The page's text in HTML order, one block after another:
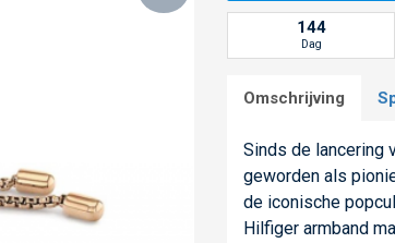
Omschrijving
Sinds de lancering
geworden als
de iconische
Hilfiger armband
144
Dag